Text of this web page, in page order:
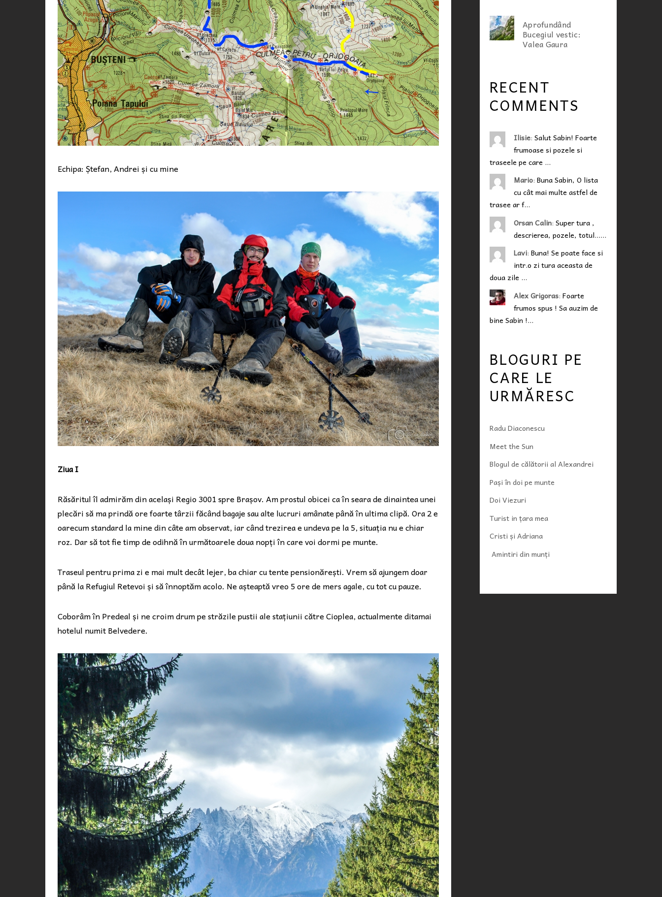
Echipa: Ștefan, Andrei și cu mine
Ziua I
Răsăritul îl admirăm din același Regio 3001 spre Brașov. Am prostul obicei ca în seara de dinaintea unei
plecări să ma prindă ore foarte târzii făcând bagaje sau alte lucruri amânate până în ultima clipă. Ora 2 e
oarecum standard la mine din câte am observat, iar când trezirea e undeva pe la 5, situația nu e chiar
roz. Dar să tot fie timp de odihnă în următoarele doua nopți în care voi dormi pe munte.
Traseul pentru prima zi e mai mult decât lejer, ba chiar cu tente pensionărești. Vrem să ajungem doar
până la Refugiul Retevoi și să înnoptăm acolo. Ne așteaptă vreo 5 ore de mers agale, cu tot cu pauze.
Coborâm în Predeal și ne croim drum pe străzile pustii ale stațiunii către Cioplea, actualmente ditamai
hotelul numit Belvedere.
Aprofundând
Bucegiul vestic:
Valea Gaura
RECENT
COMMENTS
Ilisie: Salut Sabin! Foarte
frumoase si pozele si
traseele pe care …
Mario: Buna Sabin, O lista
cu cât mai multe astfel de
trasee ar f…
Orsan Calin: Super tura ,
descrierea, pozele, totul...…
Lavi: Buna! Se poate face si
intr.o zi tura aceasta de
doua zile …
Alex Grigoras: Foarte
frumos spus ! Sa auzim de
bine Sabin !…
BLOGURI PE
CARE LE
URMĂRESC
Radu Diaconescu
Meet the Sun
Blogul de călătorii al Alexandrei
Pași în doi pe munte
Doi Viezuri
Turist in țara mea
Cristi și Adriana
Amintiri din munți